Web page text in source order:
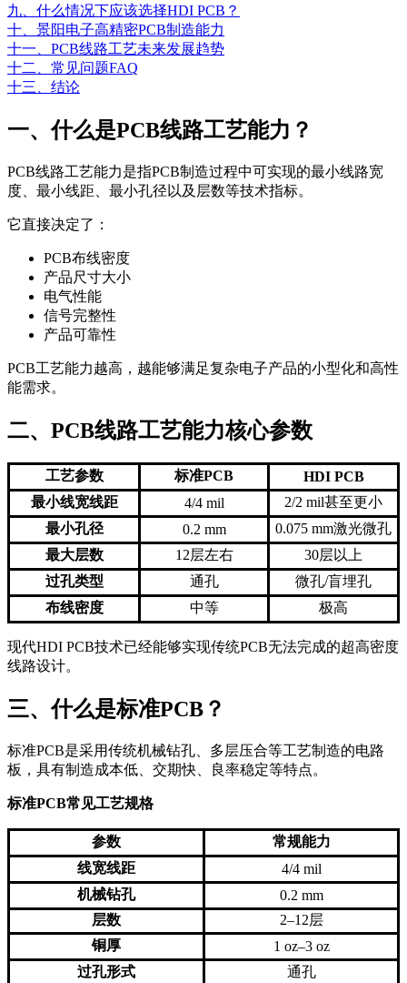
九、什么情况下应该选择HDI PCB？
十、景阳电子高精密PCB制造能力
十一、PCB线路工艺未来发展趋势
十二、常见问题FAQ
十三、结论
一、什么是PCB线路工艺能力？
PCB线路工艺能力是指PCB制造过程中可实现的最小线路宽
度、最小线距、最小孔径以及层数等技术指标。
它直接决定了：
PCB布线密度
产品尺寸大小
电气性能
信号完整性
产品可靠性
PCB工艺能力越高，越能够满足复杂电子产品的小型化和高性
能需求。
二、PCB线路工艺能力核心参数
工艺参数 标准PCB
HDI PCB
最小线宽线距
4/4 mil
2/2 mil甚至更小
最小孔径
0.2 mm
0.075 mm激光微孔
最大层数
12层左右
30层以上
过孔类型
通孔
微孔/盲埋孔
布线密度
中等 极高
现代HDI PCB技术已经能够实现传统PCB无法完成的超高密度
线路设计。
三、什么是标准PCB？
标准PCB是采用传统机械钻孔、多层压合等工艺制造的电路
板，具有制造成本低、交期快、良率稳定等特点。
标准PCB常见工艺规格
参数
常规能力
线宽线距
4/4 mil
机械钻孔
0.2 mm
层数
2–12层
铜厚
1 oz–3 oz
过孔形式
通孔